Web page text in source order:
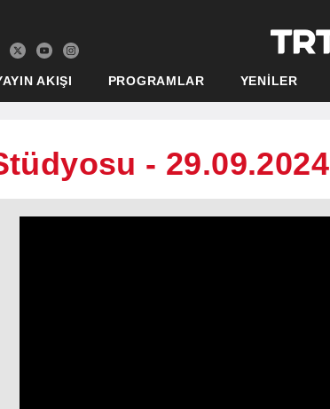
AKIŞI PROGRAMLAR YENİLER
- 29.09.2024